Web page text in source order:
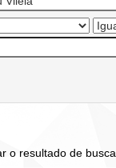
o resultado de busca.